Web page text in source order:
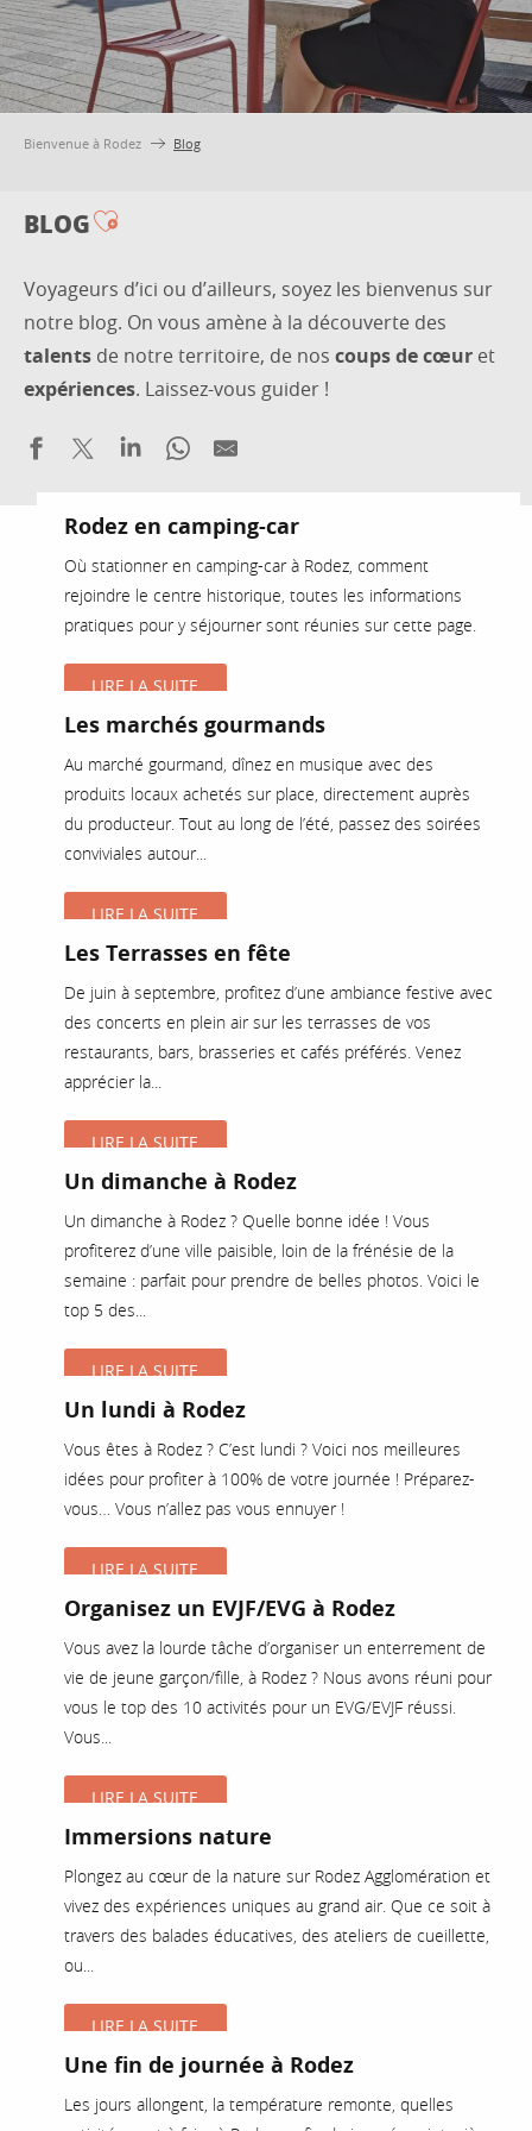
Bienvenue à Rodez Blog
BLOG
Voyageurs d’ici ou d’ailleurs, soyez les bienvenus sur
notre blog. On vous amène à la découverte des
talents de notre territoire, de nos coups de cœur et
expériences. Laissez-vous guider !
Rodez en camping-car
Où stationner en camping-car à Rodez, comment
rejoindre le centre historique, toutes les informations
pratiques pour y séjourner sont réunies sur cette page.
LIRE LA SUITE
Les marchés gourmands
Au marché gourmand, dînez en musique avec des
produits locaux achetés sur place, directement auprès
du producteur. Tout au long de l’été, passez des soirées
conviviales autour...
LIRE LA SUITE
Les Terrasses en fête
De juin à septembre, profitez d’une ambiance festive avec
des concerts en plein air sur les terrasses de vos
restaurants, bars, brasseries et cafés préférés. Venez
apprécier la...
LIRE LA SUITE
Un dimanche à Rodez
Un dimanche à Rodez ? Quelle bonne idée ! Vous
profiterez d’une ville paisible, loin de la frénésie de la
semaine : parfait pour prendre de belles photos. Voici le
top 5 des...
LIRE LA SUITE
Un lundi à Rodez
Vous êtes à Rodez ? C’est lundi ? Voici nos meilleures
idées pour profiter à 100% de votre journée ! Préparez-
vous… Vous n’allez pas vous ennuyer !
LIRE LA SUITE
Organisez un EVJF/EVG à Rodez
Vous avez la lourde tâche d’organiser un enterrement de
vie de jeune garçon/fille, à Rodez ? Nous avons réuni pour
vous le top des 10 activités pour un EVG/EVJF réussi.
Vous...
LIRE LA SUITE
Immersions nature
Plongez au cœur de la nature sur Rodez Agglomération et
vivez des expériences uniques au grand air. Que ce soit à
travers des balades éducatives, des ateliers de cueillette,
ou...
LIRE LA SUITE
Une fin de journée à Rodez
Les jours allongent, la température remonte, quelles